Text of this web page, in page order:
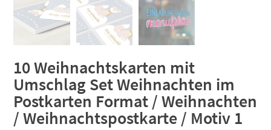
10 Weihnachtskarten mit
Umschlag Set Weihnachten im
Postkarten Format / Weihnachten
/ Weihnachtspostkarte / Motiv 1